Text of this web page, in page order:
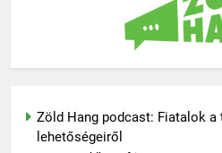
Zöld Hang podcast: Fiatalok
lehetőségeiről